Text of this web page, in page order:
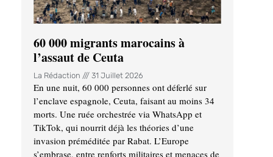
60 000 migrants marocains à
l’assaut de Ceuta
La Rédaction 31 Juillet 2026
En une nuit, 60 000 personnes ont déferlé sur
l’enclave espagnole, Ceuta, faisant au moins 34
morts. Une ruée orchestrée via WhatsApp et
TikTok, qui nourrit déjà les théories d’une
invasion préméditée par Rabat. L’Europe
s’embrase, entre renforts militaires et menaces de